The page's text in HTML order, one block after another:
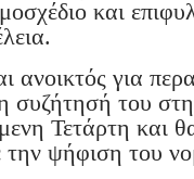
και
ανοικτός για
συζήτησή του
Τετάρτη και
ψήφιση του